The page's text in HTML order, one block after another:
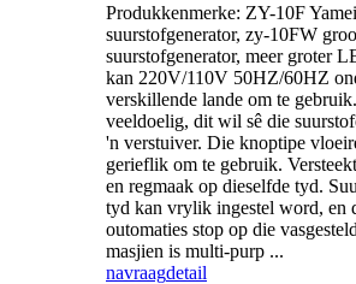
Produkkenmerke: ZY-10F
suurstofgenerator, zy-10FW
suurstofgenerator, meer groter
kan 220V/110V 50HZ/60HZ
verskillende lande om te
veeldoelig, dit wil sê die
'n verstuiver. Die knoptipe
gerieflik om te gebruik.
en regmaak op dieselfde tyd.
tyd kan vrylik ingestel word, en
outomaties stop op die
masjien is multi-purp ...
navraagdetail